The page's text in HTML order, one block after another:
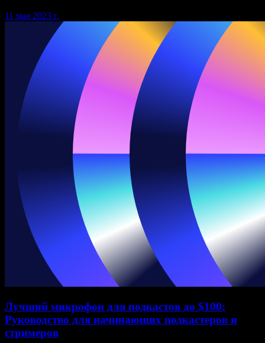
11 мая 2023 г.
Лучший микрофон для подкастов до $100:
Руководство для начинающих подкастеров и
стримеров